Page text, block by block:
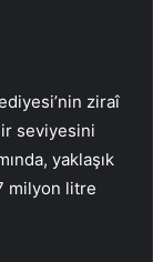
ziraî
seviyesini
yaklaşık
milyon litre